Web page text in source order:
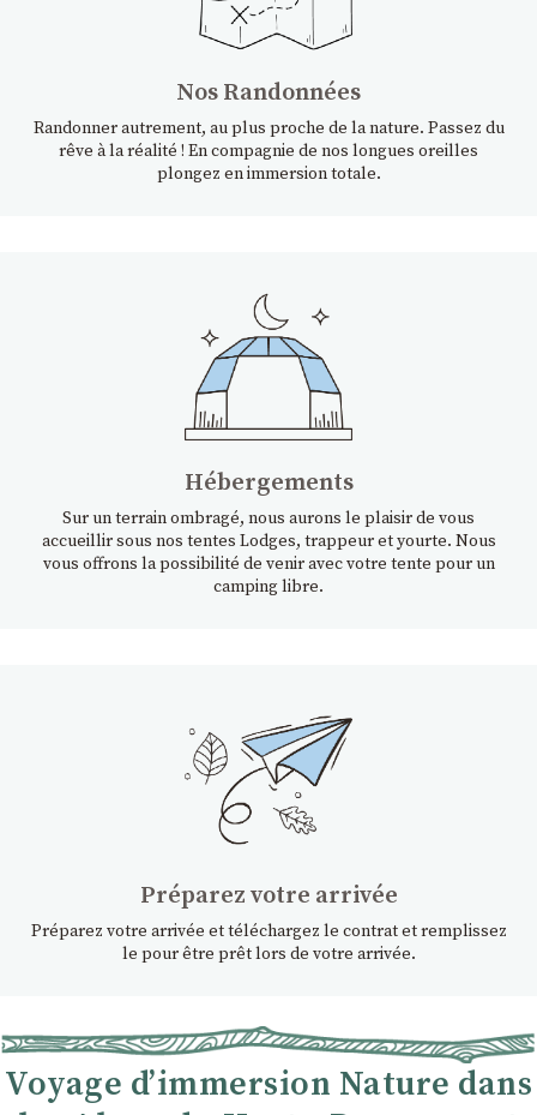
Nos Randonnées
Randonner autrement, au plus proche de la nature. Passez du
rêve à la réalité ! En compagnie de nos longues oreilles
plongez en immersion totale.
Hébergements
Sur un terrain ombragé, nous aurons le plaisir de vous
accueillir sous nos tentes Lodges, trappeur et yourte. Nous
vous offrons la possibilité de venir avec votre tente pour un
camping libre.
Préparez votre arrivée
Préparez votre arrivée et téléchargez le contrat et remplissez
le pour être prêt lors de votre arrivée.
Voyage d’immersion Nature dans